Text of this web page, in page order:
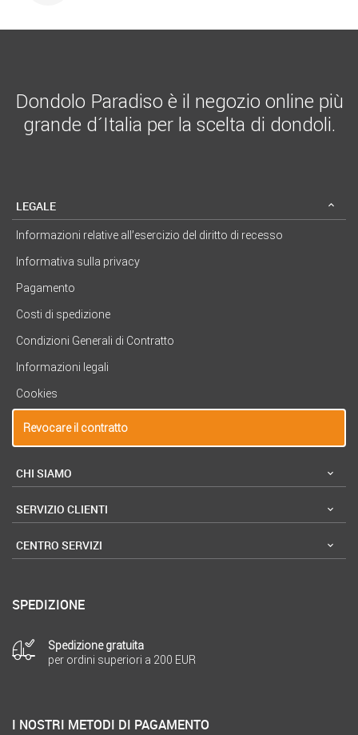
Dondolo Paradiso è il negozio online più
grande d´Italia per la scelta di dondoli.
LEGALE
Informazioni relative all’esercizio del diritto di recesso
Informativa sulla privacy
Pagamento
Costi di spedizione
Condizioni Generali di Contratto
Informazioni legali
Cookies
Revocare il contratto
CHI SIAMO
SERVIZIO CLIENTI
CENTRO SERVIZI
SPEDIZIONE
Spedizione gratuita
per ordini superiori a 200 EUR
I NOSTRI METODI DI PAGAMENTO